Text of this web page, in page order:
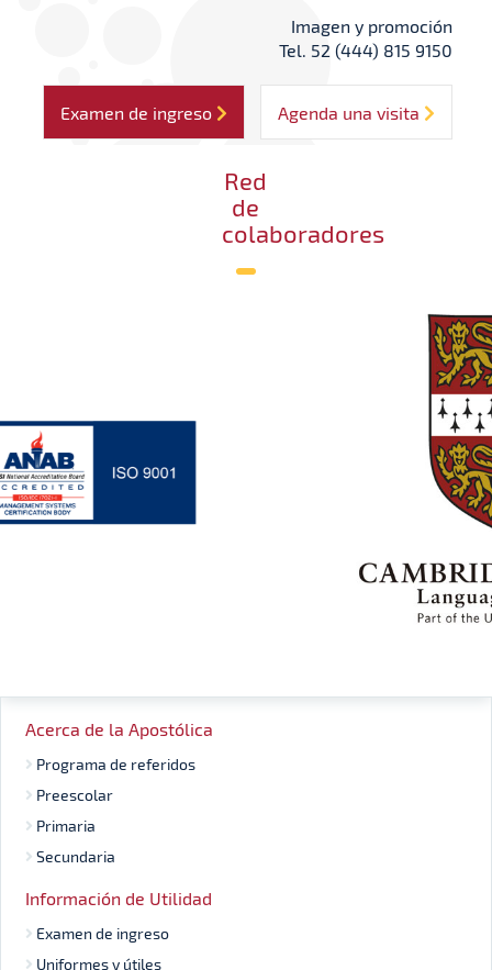
Imagen y promoción
Tel. 52 (444) 815 9150
Examen de ingreso Agenda una visita
Red
de
colaboradores
Acerca de la Apostólica
Programa de referidos
Preescolar
Primaria
Secundaria
Información de Utilidad
Examen de ingreso
Uniformes y útiles